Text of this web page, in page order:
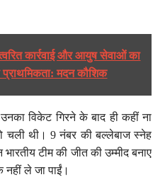
कार्रवाई और आयुष सेवाओं का
मदन कौशिक
विकेट गिरने के बाद ही कहीं ना
चली थी। 9 नंबर की बल्लेबाज स्नेह
भारतीय टीम की जीत की उम्मीद बनाए
ले जा पाईं।